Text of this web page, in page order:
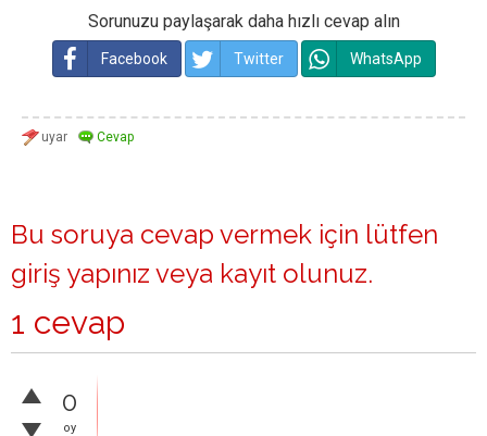
Sorunuzu paylaşarak daha hızlı cevap alın
Facebook Twitter WhatsApp
Bu soruya cevap vermek için lütfen
giriş yapınız veya kayıt olunuz.
1 cevap
0
oy